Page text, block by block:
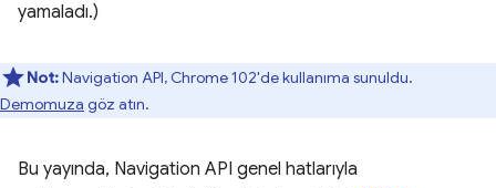
yamaladı.)
Not:Navigation API, Chrome 102'de kullanıma sunuldu.
Demomuza göz atın.
Bu yayında, Navigation API genel hatlarıyla